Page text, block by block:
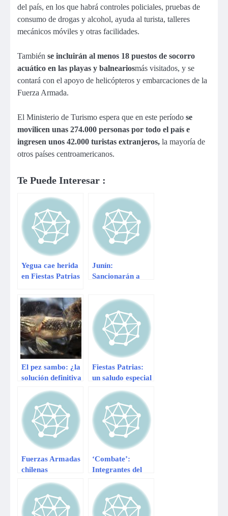
del país, en los que habrá controles policiales, pruebas de
consumo de drogas y alcohol, ayuda al turista, talleres
mecánicos móviles y otras facilidades.
También se incluirán al menos 18 puestos de socorro
acuático en las playas y balneariosmás visitados, y se
contará con el apoyo de helicópteros y embarcaciones de la
Fuerza Armada.
El Ministerio de Turismo espera que en este período se
movilicen unas 274.000 personas por todo el país e
ingresen unos 42.000 turistas extranjeros, la mayoría de
otros países centroamericanos.
Te Puede Interesar :
Yegua cae herida
en Fiestas Patrias
Junín:
Sancionarán a
autoricen viajes y
fiestas de
promoción
El pez sambo: ¿la
solución definitiva
de El Salvador
contra el virus del
zika?
Fiestas Patrias:
un saludo especial
del Grupo La
República
Fuerzas Armadas
chilenas
participarán en
desfile
‘Combate’:
Integrantes del
equipo rojo en
desfile de infarto